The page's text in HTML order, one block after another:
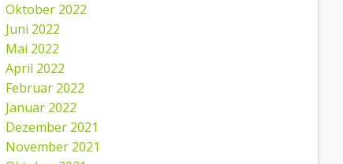
Oktober 2022
Juni 2022
Mai 2022
April 2022
Februar 2022
Januar 2022
Dezember 2021
November 2021